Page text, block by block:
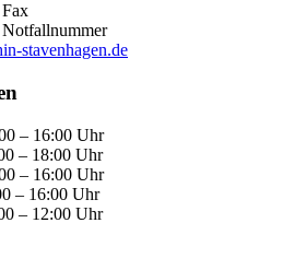
Fax
Notfallnummer
stavenhagen.de
16:00 Uhr
18:00 Uhr
16:00 Uhr
– 16:00 Uhr
12:00 Uhr